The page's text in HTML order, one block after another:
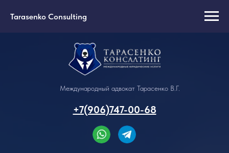
Tarasenko Consulting
Международный адвокат Тарасенко В.Г.
+7(906)747-00-68